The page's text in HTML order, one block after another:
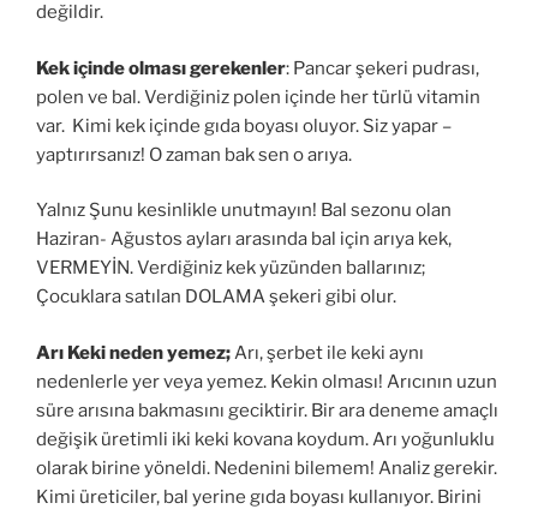
değildir.
Kek içinde olması gerekenler: Pancar şekeri pudrası,
polen ve bal. Verdiğiniz polen içinde her türlü vitamin
var. Kimi kek içinde gıda boyası oluyor. Siz yapar –
yaptırırsanız! O zaman bak sen o arıya.
Yalnız Şunu kesinlikle unutmayın! Bal sezonu olan
Haziran- Ağustos ayları arasında bal için arıya kek,
VERMEYİN. Verdiğiniz kek yüzünden ballarınız;
Çocuklara satılan DOLAMA şekeri gibi olur.
Arı Keki neden yemez;Arı, şerbet ile keki aynı
nedenlerle yer veya yemez. Kekin olması! Arıcının uzun
süre arısına bakmasını geciktirir. Bir ara deneme amaçlı
değişik üretimli iki keki kovana koydum. Arı yoğunluklu
olarak birine yöneldi. Nedenini bilemem! Analiz gerekir.
Kimi üreticiler, bal yerine gıda boyası kullanıyor. Birini